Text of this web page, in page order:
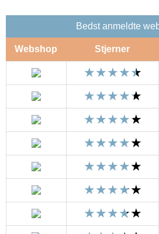
Bedst anmeldte
Webshop Stjerner